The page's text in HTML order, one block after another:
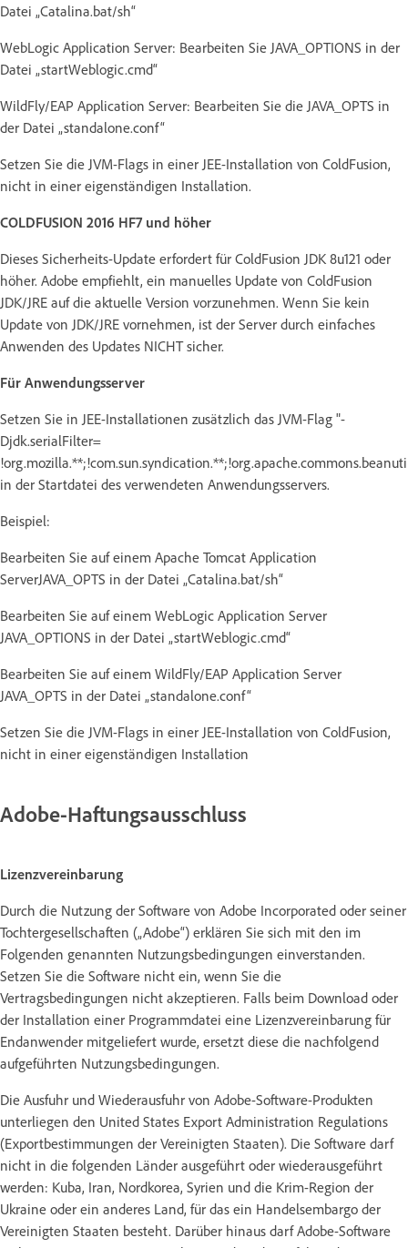
Datei „Catalina.bat/sh“
WebLogic Application Server: Bearbeiten Sie JAVA_OPTIONS in der
Datei „startWeblogic.cmd“
WildFly/EAP Application Server: Bearbeiten Sie die JAVA_OPTS in
der Datei „standalone.conf“
Setzen Sie die JVM-Flags in einer JEE-Installation von ColdFusion,
nicht in einer eigenständigen Installation.
COLDFUSION 2016 HF7 und höher
Dieses Sicherheits-Update erfordert für ColdFusion JDK 8u121 oder
höher. Adobe empfiehlt, ein manuelles Update von ColdFusion
JDK/JRE auf die aktuelle Version vorzunehmen. Wenn Sie kein
Update von JDK/JRE vornehmen, ist der Server durch einfaches
Anwenden des Updates NICHT sicher.
Für Anwendungsserver
Setzen Sie in JEE-Installationen zusätzlich das JVM-Flag "-
Djdk.serialFilter=
in der Startdatei des verwendeten Anwendungsservers.
Beispiel:
Bearbeiten Sie auf einem Apache Tomcat Application
ServerJAVA_OPTS in der Datei „Catalina.bat/sh“
Bearbeiten Sie auf einem WebLogic Application Server
JAVA_OPTIONS in der Datei „startWeblogic.cmd“
Bearbeiten Sie auf einem WildFly/EAP Application Server
JAVA_OPTS in der Datei „standalone.conf“
Setzen Sie die JVM-Flags in einer JEE-Installation von ColdFusion,
nicht in einer eigenständigen Installation
Adobe-Haftungsausschluss
Lizenzvereinbarung
Durch die Nutzung der Software von Adobe Incorporated oder seiner
Tochtergesellschaften („Adobe“) erklären Sie sich mit den im
Folgenden genannten Nutzungsbedingungen einverstanden.
Setzen Sie die Software nicht ein, wenn Sie die
Vertragsbedingungen nicht akzeptieren. Falls beim Download oder
der Installation einer Programmdatei eine Lizenzvereinbarung für
Endanwender mitgeliefert wurde, ersetzt diese die nachfolgend
aufgeführten Nutzungsbedingungen.
Die Ausfuhr und Wiederausfuhr von Adobe-Software-Produkten
unterliegen den United States Export Administration Regulations
(Exportbestimmungen der Vereinigten Staaten). Die Software darf
nicht in die folgenden Länder ausgeführt oder wiederausgeführt
werden: Kuba, Iran, Nordkorea, Syrien und die Krim-Region der
Ukraine oder ein anderes Land, für das ein Handelsembargo der
Vereinigten Staaten besteht. Darüber hinaus darf Adobe-Software